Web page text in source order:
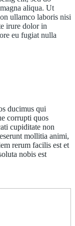
aliqua. Ut
ullamco laboris nisi
irure dolor in
eu fugiat nulla
ducimus qui
corrupti quos
cupiditate non
mollitia animi,
rerum facilis est et
nobis est